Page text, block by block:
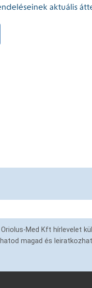
aktuális
Med Kft hírlevelet
magad és